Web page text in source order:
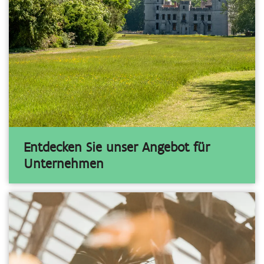
Entdecken Sie unser Angebot für
Unternehmen